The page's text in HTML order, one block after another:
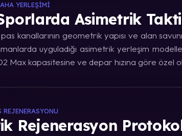
YERLEŞIMI
Asimetrik
kanallarının geometrik yapısı ve alan
uyguladığı asimetrik yerleşim
Max kapasitesine ve depar hızına göre özel
Rejenerasyon